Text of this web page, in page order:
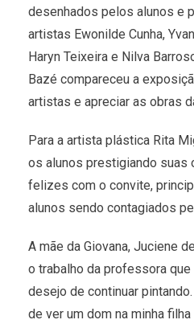
desenhados pelos alunos e
artistas Ewonilde Cunha,
Haryn Teixeira e Nilva
Bazé compareceu a
artistas e apreciar as obras
Para a artista plástica Rita
os alunos prestigiando suas
felizes com o convite,
alunos sendo contagiados
A mãe da Giovana, Juciene
o trabalho da professora
desejo de continuar
de ver um dom na minha